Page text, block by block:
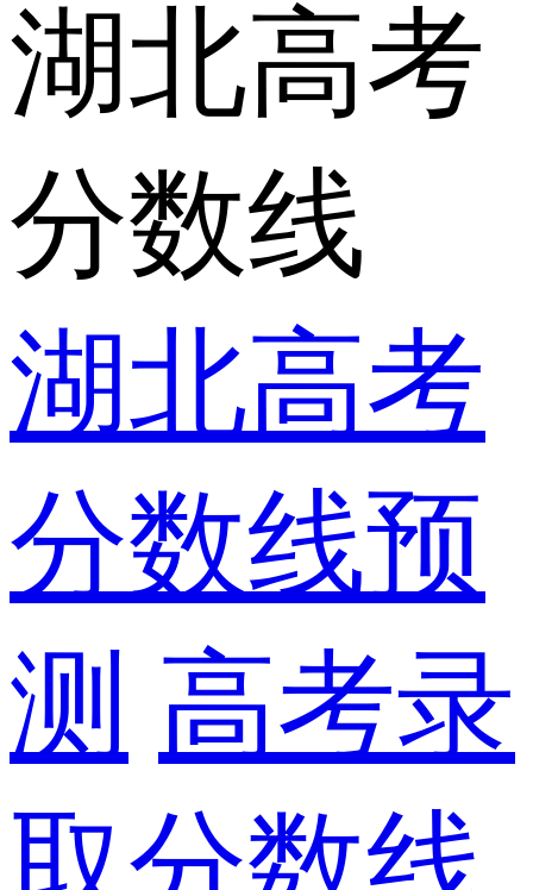
湖北高考
分数线
湖北高考
分数线预
测 高考录